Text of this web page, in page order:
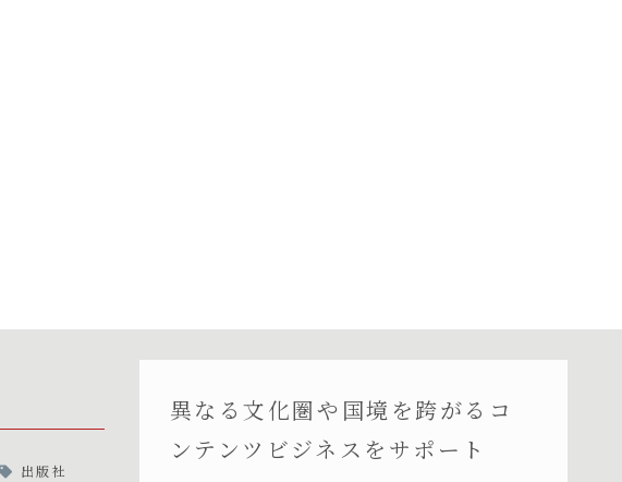
出版社
異なる文化圏や国境を跨がるコ
ンテンツビジネスをサポート